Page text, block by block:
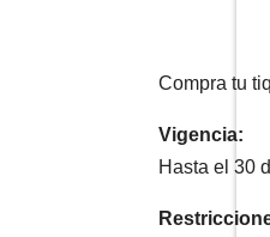
Compra tu
Vigencia:
Hasta el 30